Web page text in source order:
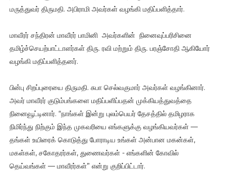
மருத்துவர் திருமதி. அபிராமி அவர்கள் வழங்கி மதிப்பளித்தார்.
மாவீரர் சந்திரன் மாவீரர் பாமினி அவர்களின் நினைவுப்பரிசினை
தமிழ்ச்செயற்பாட்டாளர்கள் திரு. ரவி மற்றும் திரு. பரஞ்சோதி ஆகியோர்
வழங்கி மதிப்பளித்தனர்.
பின்பு சிறப்புரையை திருமதி. சுபா செல்வகுமார் அவர்கள் வழங்கினார்.
அவர் மாவீரர் குடும்பங்களை மதிப்பளிப்பதன் முக்கியத்துவத்தை
நினைவூட்டினார். “நாங்கள் இன்று புலம்பெயர் தேசத்தில் தமிழராக
நிமிர்ந்து நிற்கும் இந்த முகவரியை எங்களுக்கு வழங்கியவர்கள் —
தங்கள் உயிரைக் கொடுத்து போராடிய உங்கள் அன்பான மகன்கள்,
மகள்கள், சகோதரர்கள், துணைவர்கள் - எங்களின் கோவில்
தெய்வங்கள் — மாவீரர்கள்” என்று குறிப்பிட்டார்.